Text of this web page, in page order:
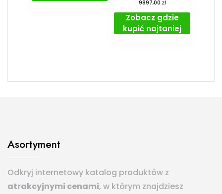
9897,00 zł
Zobacz gdzie
kupić najtaniej
Asortyment
Odkryj internetowy katalog produktów z
atrakcyjnymi cenami, w którym znajdziesz